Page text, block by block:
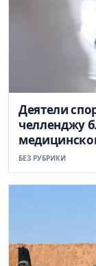
Деятели
челленджу
БЕЗ РУБРИКИ